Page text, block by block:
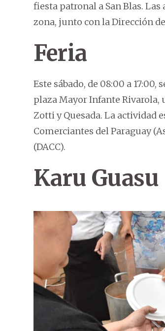
fiesta patronal a San Blas.
zona, junto con la Dirección
Feria
Este sábado, de 08:00 a
plaza Mayor Infante Rivarola,
Zotti y Quesada. La actividad
Comerciantes del Paraguay
(DACC).
Karu Guasu